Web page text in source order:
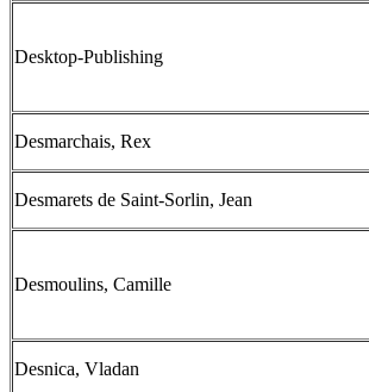
Desktop-Publishing
Desmarchais, Rex
Desmarets de Saint-Sorlin, Jean
Desmoulins, Camille
Desnica, Vladan